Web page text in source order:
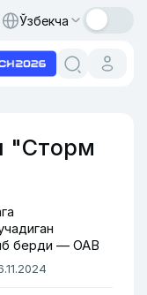
Ўзбекча
"Сторм
берди — ОАВ